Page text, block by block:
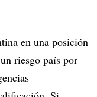
en una posición
riesgo país por